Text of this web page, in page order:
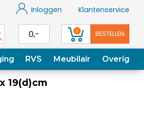
Inloggen Klantenservice
0,- 0 BESTELLEN
RVS Meubilair Overig
19(d)cm